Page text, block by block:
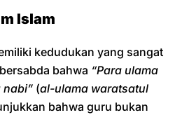
Islam
kedudukan yang sangat
tinggi. Rasulullah ﷺ bersabda bahwa “Para ulama
nabi” (al-ulama waratsatul
bahwa guru bukan